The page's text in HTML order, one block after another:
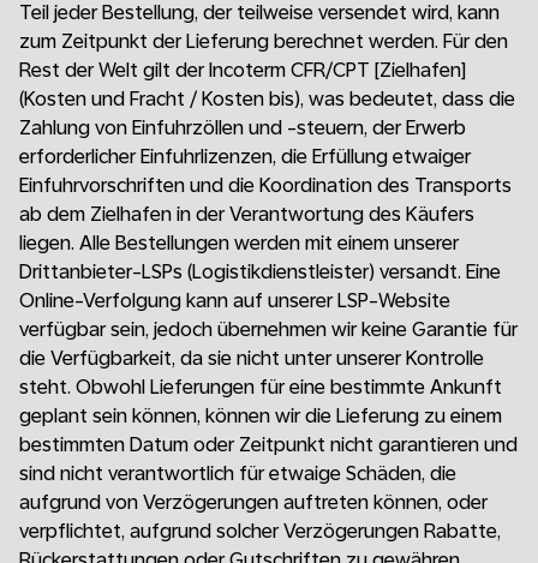
Teil jeder Bestellung, der teilweise versendet wird, kann
zum Zeitpunkt der Lieferung berechnet werden. Für den
Rest der Welt gilt der Incoterm CFR/CPT [Zielhafen]
(Kosten und Fracht / Kosten bis), was bedeutet, dass die
Zahlung von Einfuhrzöllen und -steuern, der Erwerb
erforderlicher Einfuhrlizenzen, die Erfüllung etwaiger
Einfuhrvorschriften und die Koordination des Transports
ab dem Zielhafen in der Verantwortung des Käufers
liegen. Alle Bestellungen werden mit einem unserer
Drittanbieter-LSPs (Logistikdienstleister) versandt. Eine
Online-Verfolgung kann auf unserer LSP-Website
verfügbar sein, jedoch übernehmen wir keine Garantie für
die Verfügbarkeit, da sie nicht unter unserer Kontrolle
steht. Obwohl Lieferungen für eine bestimmte Ankunft
geplant sein können, können wir die Lieferung zu einem
bestimmten Datum oder Zeitpunkt nicht garantieren und
sind nicht verantwortlich für etwaige Schäden, die
aufgrund von Verzögerungen auftreten können, oder
verpflichtet, aufgrund solcher Verzögerungen Rabatte,